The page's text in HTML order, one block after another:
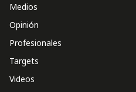
Medios
Opinión
Profesionales
Targets
Videos